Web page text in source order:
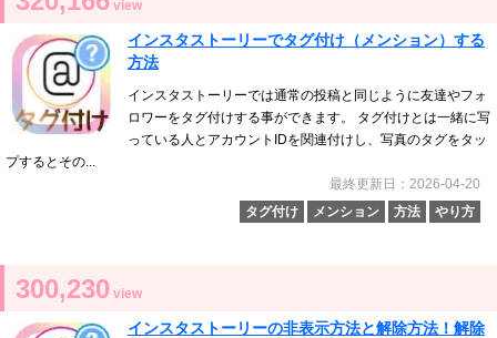
view
インスタストーリーでタグ付け（メンション）する
方法
インスタストーリーでは通常の投稿と同じように友達やフォ
ロワーをタグ付けする事ができます。 タグ付けとは一緒に写
っている人とアカウントIDを関連付けし、写真のタグをタッ
プするとその...
最終更新日：2026-04-20
タグ付け
メンション 方法 やり方
300,230 view
インスタストーリーの非表示方法と解除方法！解除